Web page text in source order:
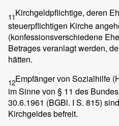
11Kirchgeldpflichtige, deren
steuerpflichtigen Kirche
(konfessionsverschiedene
Betrages veranlagt werden,
hätten.
12Empfänger von Sozialhilfe
im Sinne von § 11 des
30.6.1961 (BGBl. I S. 815)
Kirchgeldes befreit.